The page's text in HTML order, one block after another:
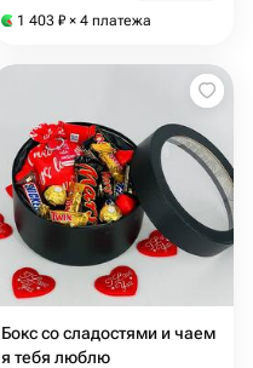
1 403 ₽ × 4 платежа
Бокс со сладостями и чаем
я тебя люблю